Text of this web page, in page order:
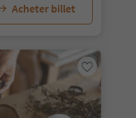
Acheter billet